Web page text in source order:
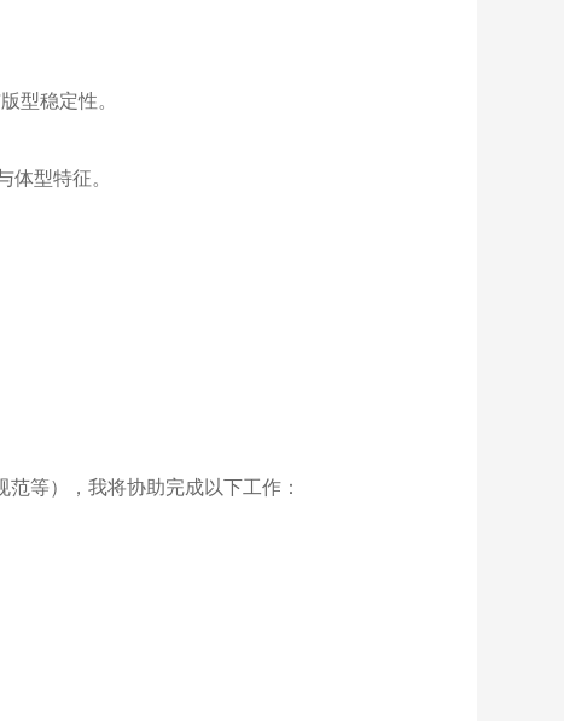
型稳定性。
体型特征。
等），我将协助完成以下工作：